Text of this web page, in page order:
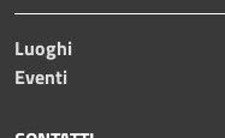
Luoghi
Eventi